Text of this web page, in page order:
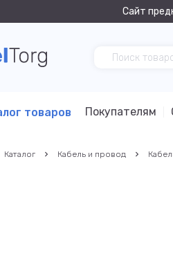
Сайт
товаров Покупателям
Каталог Кабель и провод